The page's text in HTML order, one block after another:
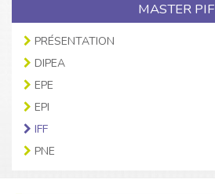
MASTER PIF
PRÉSENTATION
DIPEA
EPE
EPI
IFF
PNE